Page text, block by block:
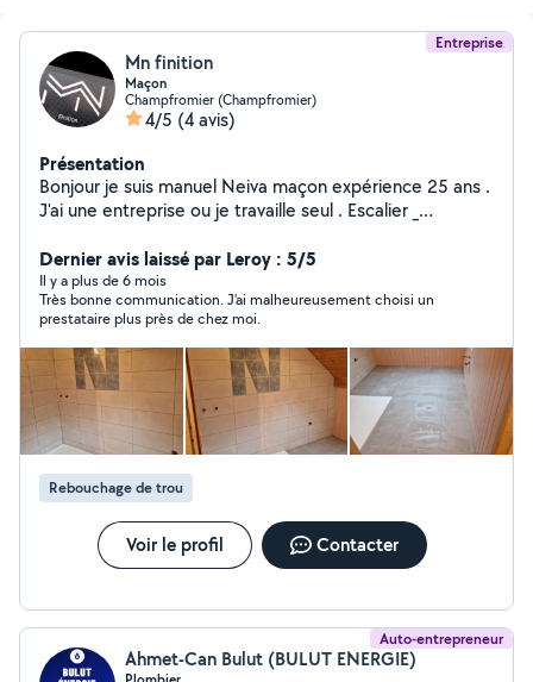
Entreprise
Mn finition
Maçon
Champfromier (Champfromier)
4/5 (4 avis)
Présentation
Bonjour je suis manuel Neiva maçon expérience 25 ans .
J'ai une entreprise ou je travaille seul . Escalier _
cloisons _ Et divers travaux
Dernier avis laissé par Leroy : 5/5
Il y a plus de 6 mois
Très bonne communication. J'ai malheureusement choisi un
prestataire plus près de chez moi.
Rebouchage de trou
Voir le profil Contacter
Auto-entrepreneur
Ahmet-Can Bulut (BULUT ENERGIE)